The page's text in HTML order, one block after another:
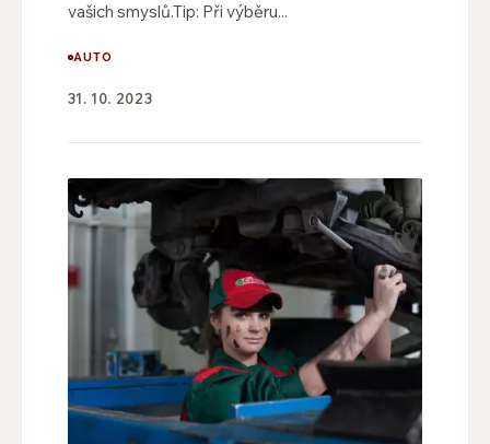
vašich smyslů.Tip: Při výběru...
AUTO
31. 10. 2023